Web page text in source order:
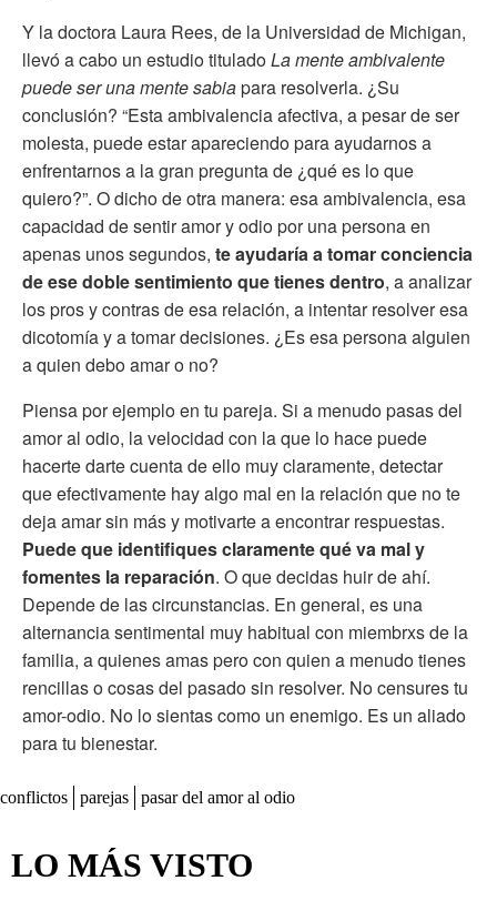
Y la doctora Laura Rees, de la Universidad de Michigan,
llevó a cabo un estudio tituladoLa mente ambivalente
puede ser una mente sabiapara resolverla. ¿Su
conclusión? “Esta ambivalencia afectiva, a pesar de ser
molesta, puede estar apareciendo para ayudarnos a
enfrentarnos a la gran pregunta de ¿qué es lo que
quiero?”. O dicho de otra manera: esa ambivalencia, esa
capacidad de sentir amor y odio por una persona en
apenas unos segundos, te ayudaría a tomar conciencia
de ese doble sentimiento que tienes dentro, a analizar
los pros y contras de esa relación, a intentar resolver esa
dicotomía y a tomar decisiones. ¿Es esa persona alguien
a quien debo amar o no?
Piensa por ejemplo en tu pareja. Si a menudo pasas del
amor al odio, la velocidad con la que lo hace puede
hacerte darte cuenta de ello muy claramente, detectar
que efectivamente hay algo mal en la relación que no te
deja amar sin más y motivarte a encontrar respuestas.
Puede que identifiques claramente qué va mal y
fomentes la reparación. O que decidas huir de ahí.
Depende de las circunstancias. En general, es una
alternancia sentimental muy habitual con miembrxs de la
familia, a quienes amas pero con quien a menudo tienes
rencillas o cosas del pasado sin resolver. No censures tu
amor-odio. No lo sientas como un enemigo. Es un aliado
para tu bienestar.
conflictos parejas pasar del amor al odio
LO MÁS VISTO